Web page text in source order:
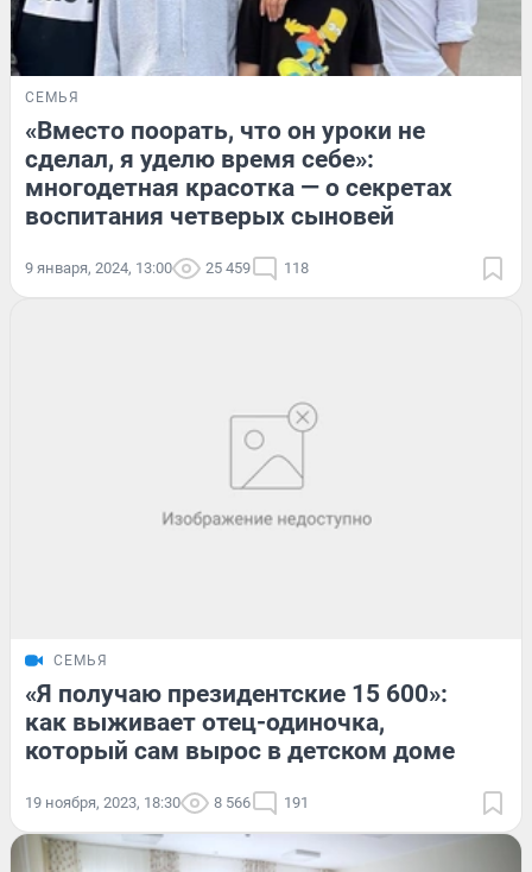
СЕМЬЯ
«Вместо поорать, что он уроки не
сделал, я уделю время себе»:
многодетная красотка — о секретах
воспитания четверых сыновей
9 января, 2024, 13:00 25 459 118
СЕМЬЯ
«Я получаю президентские 15 600»:
как выживает отец-одиночка,
который сам вырос в детском доме
19 ноября, 2023, 18:30 8 566 191